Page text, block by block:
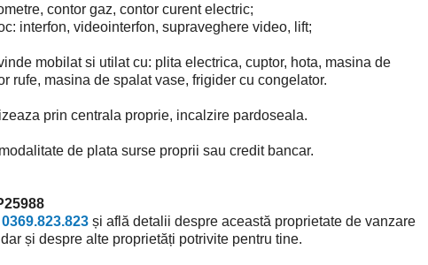
contor gaz, contor curent electric;
interfon, videointerfon, supraveghere video, lift;
mobilat si utilat cu: plita electrica, cuptor, hota, masina de
rufe, masina de spalat vase, frigider cu congelator.
prin centrala proprie, incalzire pardoseala.
de plata surse proprii sau credit bancar.
0369.823.823 și află detalii despre această proprietate de vanzare
și despre alte proprietăți potrivite pentru tine.